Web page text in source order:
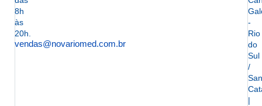
8h
às
20h.
vendas@novariomed.com.br
-
Rio
do
Sul
/
|